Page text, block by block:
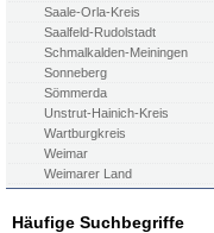
Saale-Orla-Kreis
Saalfeld-Rudolstadt
Schmalkalden-Meiningen
Sonneberg
Sömmerda
Unstrut-Hainich-Kreis
Wartburgkreis
Weimar
Weimarer Land
Häufige Suchbegriffe